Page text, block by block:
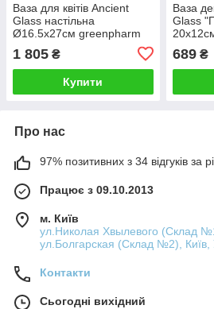
Ваза для квітів Ancient
Glass настільна
Ø16.5х27см greenpharm
1 805 ₴
Купити
Ваза
Glass
689₴
Про нас
97% позитивних з 34 відгуків за
Працює з 09.10.2013
м. Київ
ул.Николая Хвылевого (Склад
ул.Болгарская (Склад №2), Київ,
Контакти
Сьогодні вихідний